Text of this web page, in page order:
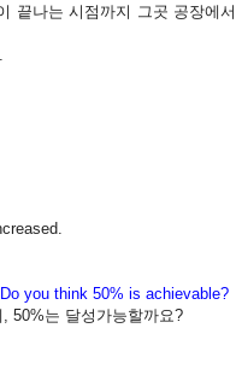
끝나는 시점까지 그곳 공장에서
Do you think 50% is achievable?
는 달성가능할까요?